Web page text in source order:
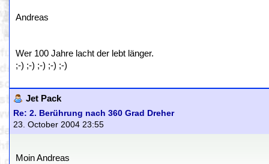
Andreas
Wer 100 Jahre lacht der lebt länger.
;-) ;-) ;-) ;-) ;-)
Jet Pack
Re: 2. Berührung nach 360 Grad Dreher
23. October 2004 23:55
Moin Andreas